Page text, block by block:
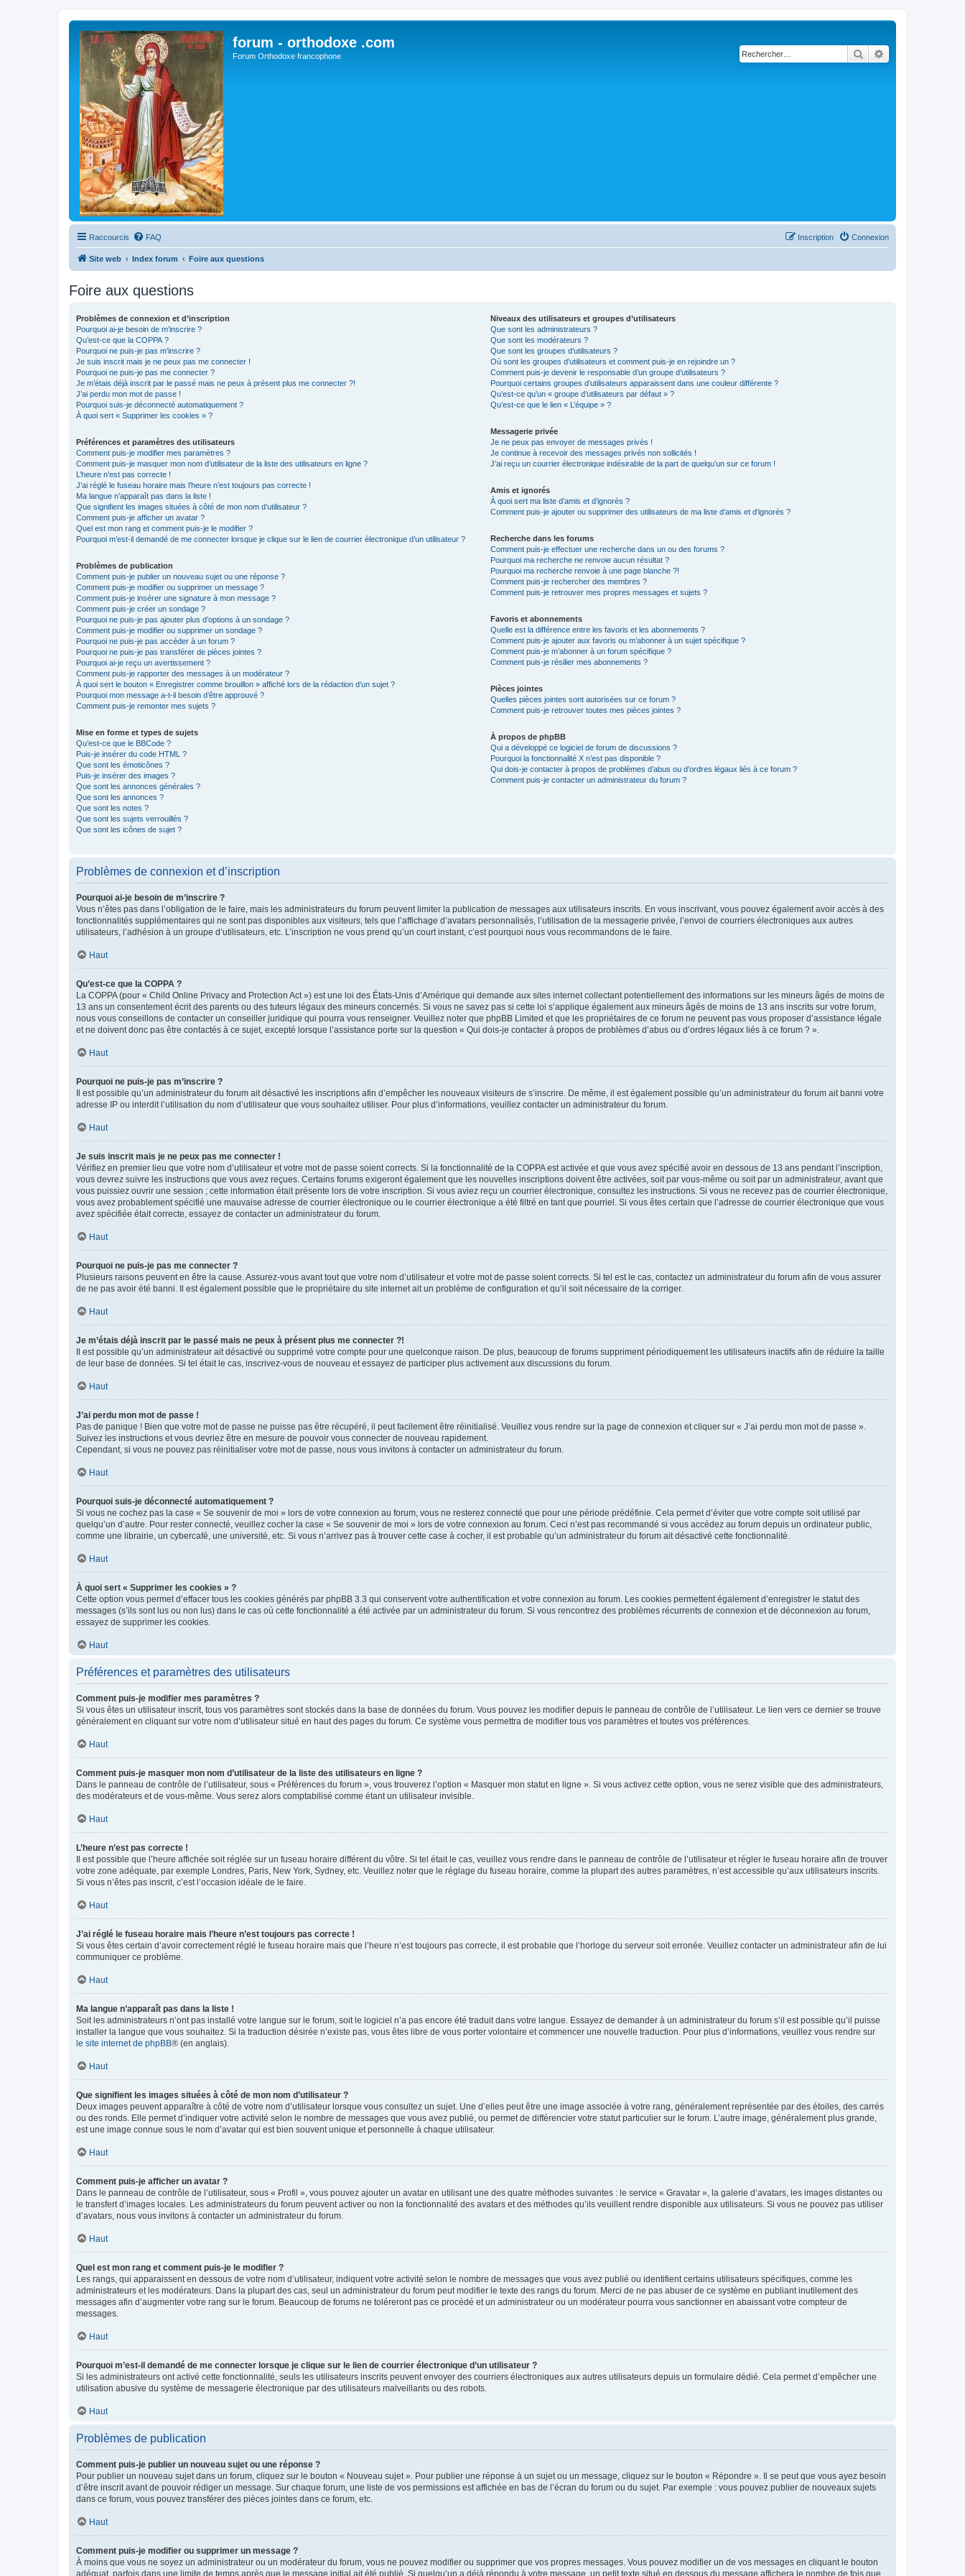
forum - orthodoxe .com
Forum Orthodoxe francophone Rechercher
Raccourcis FAQ Connexion
Inscription
Site web Index forum Foire aux questions
Foire aux questions
Problèmes de connexion et d’inscription
Pourquoi ai-je besoin de m’inscrire ?
Qu’est-ce que la COPPA ?
Pourquoi ne puis-je pas m’inscrire ?
Je suis inscrit mais je ne peux pas me connecter !
Pourquoi ne puis-je pas me connecter ?
Je m’étais déjà inscrit par le passé mais ne peux à présent plus me connecter ?!
J’ai perdu mon mot de passe !
Pourquoi suis-je déconnecté automatiquement ?
À quoi sert « Supprimer les cookies » ?
Préférences et paramètres des utilisateurs
Comment puis-je modifier mes paramètres ?
Comment puis-je masquer mon nom d’utilisateur de la liste des utilisateurs en ligne ?
L’heure n’est pas correcte !
J’ai réglé le fuseau horaire mais l’heure n’est toujours pas correcte !
Ma langue n’apparaît pas dans la liste !
Que signifient les images situées à côté de mon nom d’utilisateur ?
Comment puis-je afficher un avatar ?
Quel est mon rang et comment puis-je le modifier ?
Pourquoi m’est-il demandé de me connecter lorsque je clique sur le lien de courrier électronique d’un utilisateur ?
Problèmes de publication
Comment puis-je publier un nouveau sujet ou une réponse ?
Comment puis-je modifier ou supprimer un message ?
Comment puis-je insérer une signature à mon message ?
Comment puis-je créer un sondage ?
Pourquoi ne puis-je pas ajouter plus d’options à un sondage ?
Comment puis-je modifier ou supprimer un sondage ?
Pourquoi ne puis-je pas accéder à un forum ?
Pourquoi ne puis-je pas transférer de pièces jointes ?
Pourquoi ai-je reçu un avertissement ?
Comment puis-je rapporter des messages à un modérateur ?
À quoi sert le bouton « Enregistrer comme brouillon » affiché lors de la rédaction d’un sujet ?
Pourquoi mon message a-t-il besoin d’être approuvé ?
Comment puis-je remonter mes sujets ?
Mise en forme et types de sujets
Qu’est-ce que le BBCode ?
Puis-je insérer du code HTML ?
Que sont les émoticônes ?
Puis-je insérer des images ?
Que sont les annonces générales ?
Que sont les annonces ?
Que sont les notes ?
Que sont les sujets verrouillés ?
Que sont les icônes de sujet ?
Niveaux des utilisateurs et groupes d’utilisateurs
Que sont les administrateurs ?
Que sont les modérateurs ?
Que sont les groupes d’utilisateurs ?
Où sont les groupes d’utilisateurs et comment puis-je en rejoindre un ?
Comment puis-je devenir le responsable d’un groupe d’utilisateurs ?
Pourquoi certains groupes d’utilisateurs apparaissent dans une couleur différente ?
Qu’est-ce qu’un « groupe d’utilisateurs par défaut » ?
Qu’est-ce que le lien « L’équipe » ?
Messagerie privée
Je ne peux pas envoyer de messages privés !
Je continue à recevoir des messages privés non sollicités !
J’ai reçu un courrier électronique indésirable de la part de quelqu’un sur ce forum !
Amis et ignorés
À quoi sert ma liste d’amis et d’ignorés ?
Comment puis-je ajouter ou supprimer des utilisateurs de ma liste d’amis et d’ignorés ?
Recherche dans les forums
Comment puis-je effectuer une recherche dans un ou des forums ?
Pourquoi ma recherche ne renvoie aucun résultat ?
Pourquoi ma recherche renvoie à une page blanche ?!
Comment puis-je rechercher des membres ?
Comment puis-je retrouver mes propres messages et sujets ?
Favoris et abonnements
Quelle est la différence entre les favoris et les abonnements ?
Comment puis-je ajouter aux favoris ou m’abonner à un sujet spécifique ?
Comment puis-je m’abonner à un forum spécifique ?
Comment puis-je résilier mes abonnements ?
Pièces jointes
Quelles pièces jointes sont autorisées sur ce forum ?
Comment puis-je retrouver toutes mes pièces jointes ?
À propos de phpBB
Qui a développé ce logiciel de forum de discussions ?
Pourquoi la fonctionnalité X n’est pas disponible ?
Qui dois-je contacter à propos de problèmes d’abus ou d’ordres légaux liés à ce forum ?
Comment puis-je contacter un administrateur du forum ?
Problèmes de connexion et d’inscription
Pourquoi ai-je besoin de m’inscrire ?
Vous n’êtes pas dans l’obligation de le faire, mais les administrateurs du forum peuvent limiter la publication de messages aux utilisateurs inscrits. En vous inscrivant, vous pouvez également avoir accès à des
fonctionnalités supplémentaires qui ne sont pas disponibles aux visiteurs, tels que l’affichage d’avatars personnalisés, l’utilisation de la messagerie privée, l’envoi de courriers électroniques aux autres
utilisateurs, l’adhésion à un groupe d’utilisateurs, etc. L’inscription ne vous prend qu’un court instant, c’est pourquoi nous vous recommandons de le faire.
Haut
Qu’est-ce que la COPPA ?
La COPPA (pour « Child Online Privacy and Protection Act ») est une loi des États-Unis d’Amérique qui demande aux sites internet collectant potentiellement des informations sur les mineurs âgés de moins de
13 ans un consentement écrit des parents ou des tuteurs légaux des mineurs concernés. Si vous ne savez pas si cette loi s’applique également aux mineurs âgés de moins de 13 ans inscrits sur votre forum,
nous vous conseillons de contacter un conseiller juridique qui pourra vous renseigner. Veuillez noter que phpBB Limited et que les propriétaires de ce forum ne peuvent pas vous proposer d’assistance légale
et ne doivent donc pas être contactés à ce sujet, excepté lorsque l’assistance porte sur la question « Qui dois-je contacter à propos de problèmes d’abus ou d’ordres légaux liés à ce forum ? ».
Haut
Pourquoi ne puis-je pas m’inscrire ?
Il est possible qu’un administrateur du forum ait désactivé les inscriptions afin d’empêcher les nouveaux visiteurs de s’inscrire. De même, il est également possible qu’un administrateur du forum ait banni votre
adresse IP ou interdit l’utilisation du nom d’utilisateur que vous souhaitez utiliser. Pour plus d’informations, veuillez contacter un administrateur du forum.
Haut
Je suis inscrit mais je ne peux pas me connecter !
Vérifiez en premier lieu que votre nom d’utilisateur et votre mot de passe soient corrects. Si la fonctionnalité de la COPPA est activée et que vous avez spécifié avoir en dessous de 13 ans pendant l’inscription,
vous devrez suivre les instructions que vous avez reçues. Certains forums exigeront également que les nouvelles inscriptions doivent être activées, soit par vous-même ou soit par un administrateur, avant que
vous puissiez ouvrir une session ; cette information était présente lors de votre inscription. Si vous aviez reçu un courrier électronique, consultez les instructions. Si vous ne recevez pas de courrier électronique,
vous avez probablement spécifié une mauvaise adresse de courrier électronique ou le courrier électronique a été filtré en tant que pourriel. Si vous êtes certain que l’adresse de courrier électronique que vous
avez spécifiée était correcte, essayez de contacter un administrateur du forum.
Haut
Pourquoi ne puis-je pas me connecter ?
Plusieurs raisons peuvent en être la cause. Assurez-vous avant tout que votre nom d’utilisateur et votre mot de passe soient corrects. Si tel est le cas, contactez un administrateur du forum afin de vous assurer
de ne pas avoir été banni. Il est également possible que le propriétaire du site internet ait un problème de configuration et qu’il soit nécessaire de la corriger.
Haut
Je m’étais déjà inscrit par le passé mais ne peux à présent plus me connecter ?!
Il est possible qu’un administrateur ait désactivé ou supprimé votre compte pour une quelconque raison. De plus, beaucoup de forums suppriment périodiquement les utilisateurs inactifs afin de réduire la taille
de leur base de données. Si tel était le cas, inscrivez-vous de nouveau et essayez de participer plus activement aux discussions du forum.
Haut
J’ai perdu mon mot de passe !
Pas de panique ! Bien que votre mot de passe ne puisse pas être récupéré, il peut facilement être réinitialisé. Veuillez vous rendre sur la page de connexion et cliquer sur « J’ai perdu mon mot de passe ».
Suivez les instructions et vous devriez être en mesure de pouvoir vous connecter de nouveau rapidement.
Cependant, si vous ne pouvez pas réinitialiser votre mot de passe, nous vous invitons à contacter un administrateur du forum.
Haut
Pourquoi suis-je déconnecté automatiquement ?
Si vous ne cochez pas la case « Se souvenir de moi » lors de votre connexion au forum, vous ne resterez connecté que pour une période prédéfinie. Cela permet d’éviter que votre compte soit utilisé par
quelqu’un d’autre. Pour rester connecté, veuillez cocher la case « Se souvenir de moi » lors de votre connexion au forum. Ceci n’est pas recommandé si vous accédez au forum depuis un ordinateur public,
comme une librairie, un cybercafé, une université, etc. Si vous n’arrivez pas à trouver cette case à cocher, il est probable qu’un administrateur du forum ait désactivé cette fonctionnalité.
Haut
À quoi sert « Supprimer les cookies » ?
Cette option vous permet d’effacer tous les cookies générés par phpBB 3.3 qui conservent votre authentification et votre connexion au forum. Les cookies permettent également d’enregistrer le statut des
messages (s’ils sont lus ou non lus) dans le cas où cette fonctionnalité a été activée par un administrateur du forum. Si vous rencontrez des problèmes récurrents de connexion et de déconnexion au forum,
essayez de supprimer les cookies.
Haut
Préférences et paramètres des utilisateurs
Comment puis-je modifier mes paramètres ?
Si vous êtes un utilisateur inscrit, tous vos paramètres sont stockés dans la base de données du forum. Vous pouvez les modifier depuis le panneau de contrôle de l’utilisateur. Le lien vers ce dernier se trouve
généralement en cliquant sur votre nom d’utilisateur situé en haut des pages du forum. Ce système vous permettra de modifier tous vos paramètres et toutes vos préférences.
Haut
Comment puis-je masquer mon nom d’utilisateur de la liste des utilisateurs en ligne ?
Dans le panneau de contrôle de l’utilisateur, sous « Préférences du forum », vous trouverez l’option « Masquer mon statut en ligne ». Si vous activez cette option, vous ne serez visible que des administrateurs,
des modérateurs et de vous-même. Vous serez alors comptabilisé comme étant un utilisateur invisible.
Haut
L’heure n’est pas correcte !
Il est possible que l’heure affichée soit réglée sur un fuseau horaire différent du vôtre. Si tel était le cas, veuillez vous rendre dans le panneau de contrôle de l’utilisateur et régler le fuseau horaire afin de trouver
votre zone adéquate, par exemple Londres, Paris, New York, Sydney, etc. Veuillez noter que le réglage du fuseau horaire, comme la plupart des autres paramètres, n’est accessible qu’aux utilisateurs inscrits.
Si vous n’êtes pas inscrit, c’est l’occasion idéale de le faire.
Haut
J’ai réglé le fuseau horaire mais l’heure n’est toujours pas correcte !
Si vous êtes certain d’avoir correctement réglé le fuseau horaire mais que l’heure n’est toujours pas correcte, il est probable que l’horloge du serveur soit erronée. Veuillez contacter un administrateur afin de lui
communiquer ce problème.
Haut
Ma langue n’apparaît pas dans la liste !
Soit les administrateurs n’ont pas installé votre langue sur le forum, soit le logiciel n’a pas encore été traduit dans votre langue. Essayez de demander à un administrateur du forum s’il est possible qu’il puisse
installer la langue que vous souhaitez. Si la traduction désirée n’existe pas, vous êtes libre de vous porter volontaire et commencer une nouvelle traduction. Pour plus d’informations, veuillez vous rendre sur
le site internet de phpBB® (en anglais).
Haut
Que signifient les images situées à côté de mon nom d’utilisateur ?
Deux images peuvent apparaître à côté de votre nom d’utilisateur lorsque vous consultez un sujet. Une d’elles peut être une image associée à votre rang, généralement représentée par des étoiles, des carrés
ou des ronds. Elle permet d’indiquer votre activité selon le nombre de messages que vous avez publié, ou permet de différencier votre statut particulier sur le forum. L’autre image, généralement plus grande,
est une image connue sous le nom d’avatar qui est bien souvent unique et personnelle à chaque utilisateur.
Haut
Comment puis-je afficher un avatar ?
Dans le panneau de contrôle de l’utilisateur, sous « Profil », vous pouvez ajouter un avatar en utilisant une des quatre méthodes suivantes : le service « Gravatar », la galerie d’avatars, les images distantes ou
le transfert d’images locales. Les administrateurs du forum peuvent activer ou non la fonctionnalité des avatars et des méthodes qu’ils veuillent rendre disponible aux utilisateurs. Si vous ne pouvez pas utiliser
d’avatars, nous vous invitons à contacter un administrateur du forum.
Haut
Quel est mon rang et comment puis-je le modifier ?
Les rangs, qui apparaissent en dessous de votre nom d’utilisateur, indiquent votre activité selon le nombre de messages que vous avez publié ou identifient certains utilisateurs spécifiques, comme les
administrateurs et les modérateurs. Dans la plupart des cas, seul un administrateur du forum peut modifier le texte des rangs du forum. Merci de ne pas abuser de ce système en publiant inutilement des
messages afin d’augmenter votre rang sur le forum. Beaucoup de forums ne toléreront pas ce procédé et un administrateur ou un modérateur pourra vous sanctionner en abaissant votre compteur de
messages.
Haut
Pourquoi m’est-il demandé de me connecter lorsque je clique sur le lien de courrier électronique d’un utilisateur ?
Si les administrateurs ont activé cette fonctionnalité, seuls les utilisateurs inscrits peuvent envoyer des courriers électroniques aux autres utilisateurs depuis un formulaire dédié. Cela permet d’empêcher une
utilisation abusive du système de messagerie électronique par des utilisateurs malveillants ou des robots.
Haut
Problèmes de publication
Comment puis-je publier un nouveau sujet ou une réponse ?
Pour publier un nouveau sujet dans un forum, cliquez sur le bouton « Nouveau sujet ». Pour publier une réponse à un sujet ou un message, cliquez sur le bouton « Répondre ». Il se peut que vous ayez besoin
d’être inscrit avant de pouvoir rédiger un message. Sur chaque forum, une liste de vos permissions est affichée en bas de l’écran du forum ou du sujet. Par exemple : vous pouvez publier de nouveaux sujets
dans ce forum, vous pouvez transférer des pièces jointes dans ce forum, etc.
Haut
Comment puis-je modifier ou supprimer un message ?
À moins que vous ne soyez un administrateur ou un modérateur du forum, vous ne pouvez modifier ou supprimer que vos propres messages. Vous pouvez modifier un de vos messages en cliquant le bouton
adéquat, parfois dans une limite de temps après que le message initial ait été publié. Si quelqu’un a déjà répondu à votre message, un petit texte situé en dessous du message affichera le nombre de fois que